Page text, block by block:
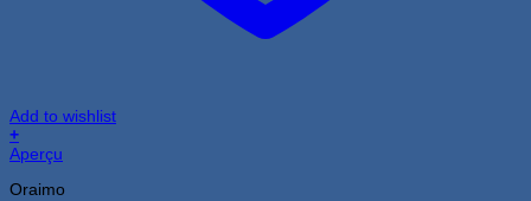
Add to wishlist
+
Aperçu
Oraimo